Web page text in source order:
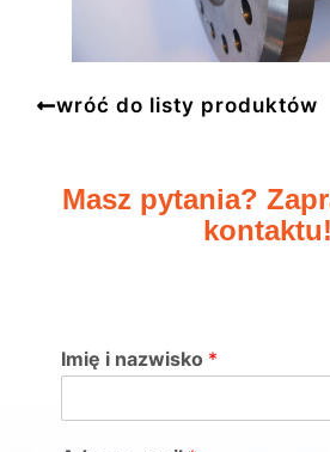
wróć do listy produktów
Masz pytania?
kontaktu!
Imię i nazwisko *